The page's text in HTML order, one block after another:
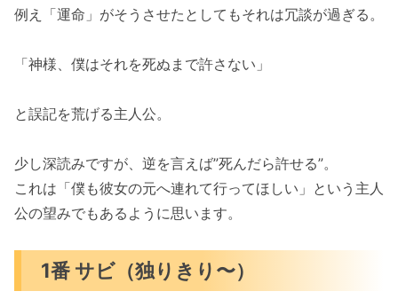
例え「運命」がそうさせたとしてもそれは冗談が過ぎる。
「神様、僕はそれを死ぬまで許さない」
と誤記を荒げる主人公。
少し深読みですが、逆を言えば”死んだら許せる”。
これは「僕も彼女の元へ連れて行ってほしい」という主人
公の望みでもあるように思います。
1番 サビ（独りきり〜）